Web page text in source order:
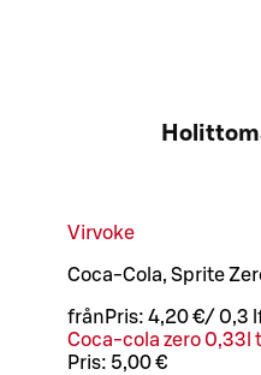
Virvoke
Coca-Cola, Sprite
från Pris: 4,20 €/ 0,3 l
Coca-cola zero 0,33l
Pris: 5,00 €